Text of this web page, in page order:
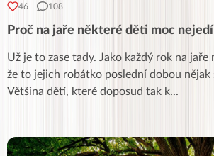
46 108
Proč na jaře některé děti moc
Už je to zase tady. Jako každý rok na
že to jejich robátko poslední dobou nějak
Většina dětí, které doposud tak k...